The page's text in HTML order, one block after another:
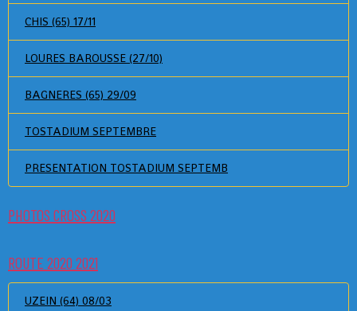
CHIS (65) 17/11
LOURES BAROUSSE (27/10)
BAGNERES (65) 29/09
TOSTADIUM SEPTEMBRE
PRESENTATION TOSTADIUM SEPTEMB
PHOTOS CROSS 2020
ROUTE 2020 2021
UZEIN (64) 08/03